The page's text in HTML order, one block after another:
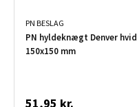
PN BESLAG
PN hyldeknægt Denver hvid
150x150 mm
51,95 kr.